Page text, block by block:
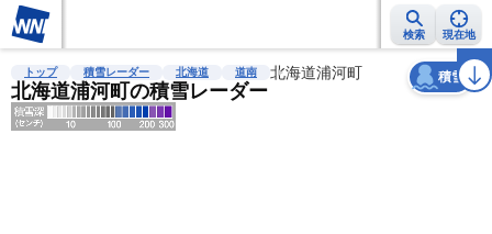
検索 現在地
雨雲レーダー 台風情報 地震情報 警報・注意報 2週間天気 ラ
トップ 積雪レーダー 北海道 道南 北海道浦河町
北海道浦河町の積雪レーダー
積雪
天気 台風